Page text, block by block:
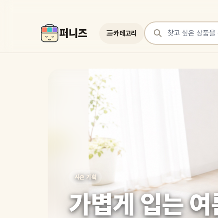
퍼니즈 카테고리
상품 검색
여러 쇼핑몰 상품을 한곳에서 찾아보세요
시즌 기획
가볍게 입는 여